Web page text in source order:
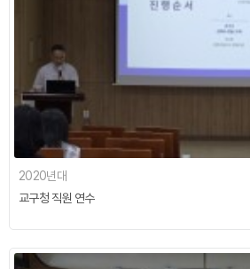
2020년대
교구청 직원 연수